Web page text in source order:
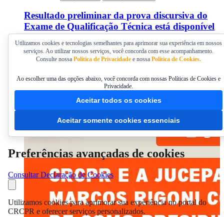
Resultado preliminar da prova discursiva do
Exame de Qualificação Técnica está disponível
O resultado final do exame está previsto para o dia 5 de
agosto
Utilizamos cookies e tecnologias semelhantes para aprimorar sua experiência em nossos
serviços. Ao utilizar nossos serviços, você concorda com esse acompanhamento.
Consulte nossa Política de Privacidade e nossa Política de Cookies.
Ao escolher uma das opções abaixo, você concorda com nossas Políticas de Cookies e
Privacidade.
Aceitar todos os cookies
Aceitar somente cookies essenciais
Preferências avançadas de cookies
Consultar Declaração de Cookies
Utilizamos cookies para aprimorar sua experiência no portal do
CRCPR e oferecer serviços personalizados.